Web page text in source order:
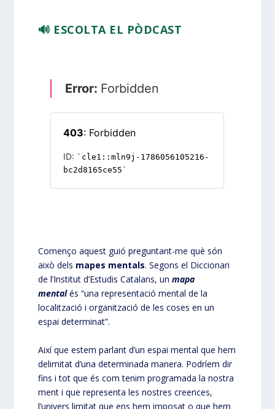
🔊 ESCOLTA EL PÒDCAST
Començo aquest guió preguntant-me què són
això dels mapes mentals. Segons el Diccionari
de l’Institut d’Estudis Catalans, unmapa
mentalés “una representació mental de la
localització i organització de les coses en un
espai determinat”.
Així que estem parlant d’un espai mental que hem
delimitat d’una determinada manera. Podríem dir
fins i tot que és com tenim programada la nostra
ment i que representa les nostres creences,
l’univers limitat que ens hem imposat o que hem